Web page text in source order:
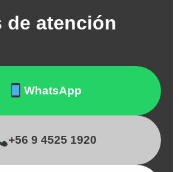
de atención
WhatsApp
+56 9 4525 1920